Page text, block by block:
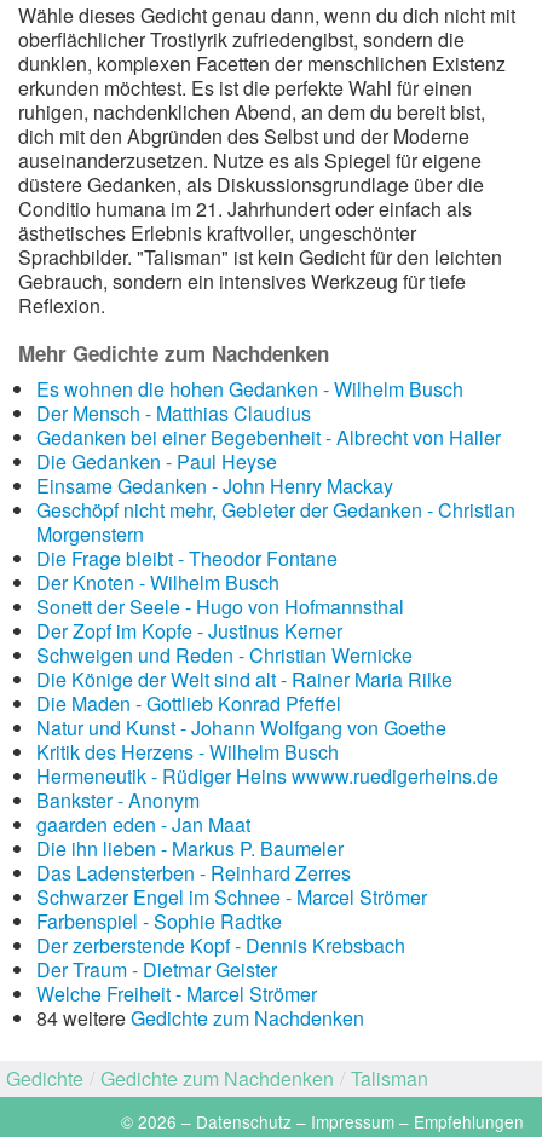
Wähle dieses Gedicht genau dann, wenn du dich nicht mit
oberflächlicher Trostlyrik zufriedengibst, sondern die
dunklen, komplexen Facetten der menschlichen Existenz
erkunden möchtest. Es ist die perfekte Wahl für einen
ruhigen, nachdenklichen Abend, an dem du bereit bist,
dich mit den Abgründen des Selbst und der Moderne
auseinanderzusetzen. Nutze es als Spiegel für eigene
düstere Gedanken, als Diskussionsgrundlage über die
Conditio humana im 21. Jahrhundert oder einfach als
ästhetisches Erlebnis kraftvoller, ungeschönter
Sprachbilder. "Talisman" ist kein Gedicht für den leichten
Gebrauch, sondern ein intensives Werkzeug für tiefe
Reflexion.
Mehr Gedichte zum Nachdenken
Es wohnen die hohen Gedanken - Wilhelm Busch
Der Mensch - Matthias Claudius
Gedanken bei einer Begebenheit - Albrecht von Haller
Die Gedanken - Paul Heyse
Einsame Gedanken - John Henry Mackay
Geschöpf nicht mehr, Gebieter der Gedanken - Christian
Morgenstern
Die Frage bleibt - Theodor Fontane
Der Knoten - Wilhelm Busch
Sonett der Seele - Hugo von Hofmannsthal
Der Zopf im Kopfe - Justinus Kerner
Schweigen und Reden - Christian Wernicke
Die Könige der Welt sind alt - Rainer Maria Rilke
Die Maden - Gottlieb Konrad Pfeffel
Natur und Kunst - Johann Wolfgang von Goethe
Kritik des Herzens - Wilhelm Busch
Hermeneutik - Rüdiger Heins wwww.ruedigerheins.de
Bankster - Anonym
gaarden eden - Jan Maat
Die ihn lieben - Markus P. Baumeler
Das Ladensterben - Reinhard Zerres
Schwarzer Engel im Schnee - Marcel Strömer
Farbenspiel - Sophie Radtke
Der zerberstende Kopf - Dennis Krebsbach
Der Traum - Dietmar Geister
Welche Freiheit - Marcel Strömer
84 weitereGedichte zum Nachdenken
Gedichte / Gedichte zum Nachdenken / Talisman
© 2026 – Datenschutz – Impressum – Empfehlungen